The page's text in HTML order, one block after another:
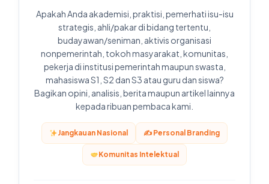
Apakah Anda akademisi, praktisi, pemerhati isu-isu
strategis, ahli/pakar di bidang tertentu,
budayawan/seniman, aktivis organisasi
nonpemerintah, tokoh masyarakat, komunitas,
pekerja di institusi pemerintah maupun swasta,
mahasiswa S1, S2 dan S3 atau guru dan siswa?
Bagikan opini, analisis, berita maupun artikel lainnya
kepada ribuan pembaca kami.
Jangkauan Nasional ✍️ Personal Branding
Komunitas Intelektual